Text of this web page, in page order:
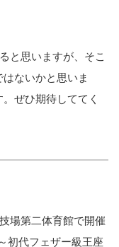
と思いますが、そこ
ないかと思いま
ぜひ期待しててく
場第二体育館で開催
初代フェザー級王座